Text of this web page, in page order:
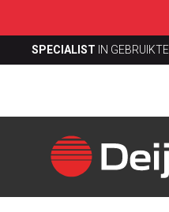
SPECIALIST IN